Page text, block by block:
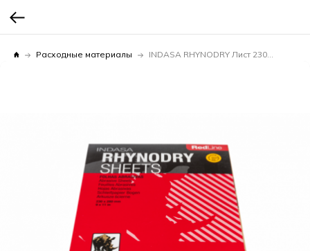
Расходные материалы INDASA RHYNODRY Лист 230мм*280мм Р120 1уп.х50шт